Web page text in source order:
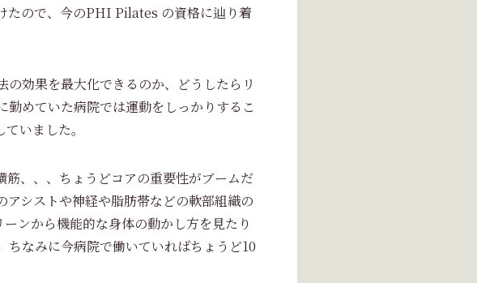
たので、今のPHI Pilates の資格に辿り着
効果を最大化できるのか、どうしたらリ
めていた病院では運動をしっかりするこ
いました。
、、、ちょうどコアの重要性がブームだ
シストや神経や脂肪帯などの軟部組織の
ンから機能的な身体の動かし方を見たり
なみに今病院で働いていればちょうど10